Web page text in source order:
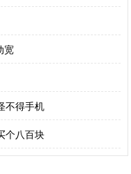
宽
不得手机
个八百块